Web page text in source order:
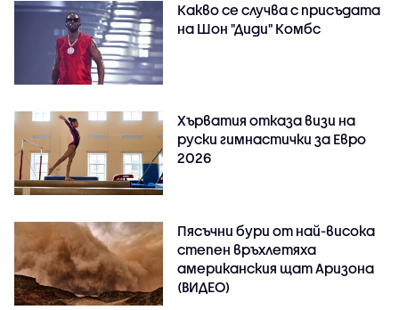
Какво се случва с присъдата
на Шон "Диди" Комбс
Хърватия отказа визи на
руски гимнастички за Евро
2026
Пясъчни бури от най-висока
степен връхлетяха
американския щат Аризона
(ВИДЕО)